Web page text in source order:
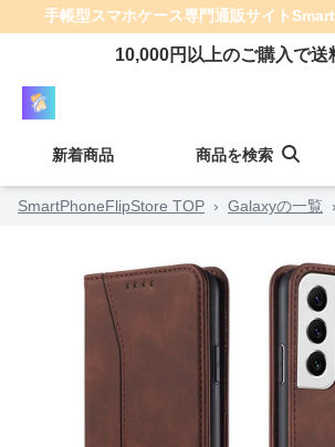
手帳型スマホケース専門通販サイト
10,000円以上のご購入で送
新着商品 商品を検索
SmartPhoneFlipStore TOP › Galaxyの一覧 ›